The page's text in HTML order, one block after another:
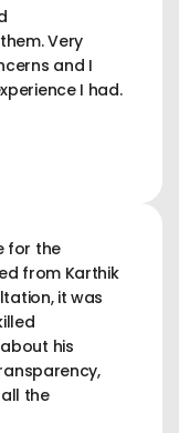
Very
and I
I had.
for the
from Karthik
it was
his
the